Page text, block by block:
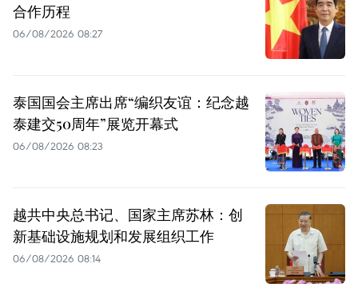
合作历程
06/08/2026 08:27
泰国国会主席出席“编织友谊：纪念越
泰建交50周年”展览开幕式
06/08/2026 08:23
越共中央总书记、国家主席苏林：创
新基础设施规划和发展组织工作
06/08/2026 08:14